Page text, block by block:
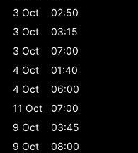
3 Oct
02:50
3 Oct
03:15
3 Oct
07:00
4 Oct
01:40
4 Oct
06:00
11 Oct
07:00
9 Oct
03:45
9 Oct
08:00